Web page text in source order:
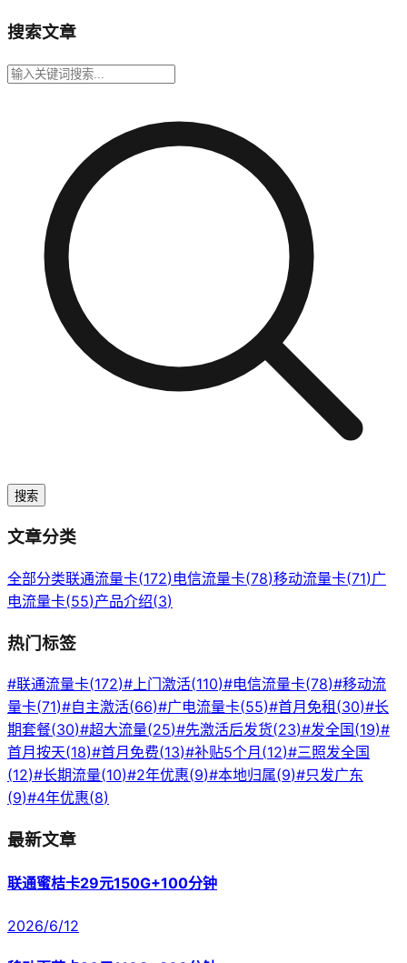
搜索文章
搜索
文章分类
全部分类联通流量卡(172) 电信流量卡(78)移动流量卡(71)广
电流量卡(55)产品介绍(3)
热门标签
#联通流量卡(172)#上门激活(110)#电信流量卡(78)#移动流
量卡(71)#自主激活(66)#广电流量卡(55)#首月免租 (30)#长
期套餐(30)#超大流量(25)#先激活后发货(23)#发全国(19)#
首月按天(18)#首月免费(13)#补贴5个月 (12)#三照发全国
(12)#长期流量(10)#2年优惠(9)#本地归属(9)#只发广东
(9)#4年优惠(8)
最新文章
联通蜜桔卡29元150G+100分钟
2026/6/12